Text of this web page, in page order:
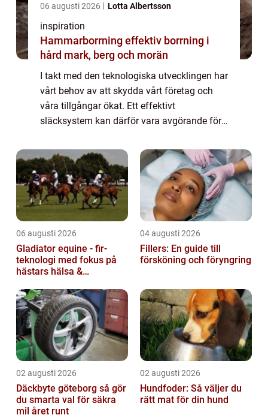
06 augusti 2026 Lotta Albertsson
inspiration
Hammarborrning effektiv borrning i
hård mark, berg och morän
I takt med den teknologiska utvecklingen har
vårt behov av att skydda vårt företag och
våra tillgångar ökat. Ett effektivt
släcksystem kan därför vara avgörande för
06 augusti 2026
Gladiator equine - fir-
teknologi med fokus på
hästars hälsa &
04 augusti 2026
Fillers: En guide till
försköning och föryngring
02 augusti 2026
Däckbyte göteborg så gör
du smarta val för säkra
mil året runt
02 augusti 2026
Hundfoder: Så väljer du
rätt mat för din hund